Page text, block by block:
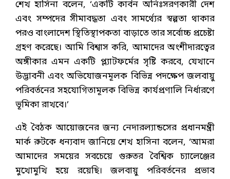
শেখ হাসিনা বলেন, ‘একটি কার্বন অনিঃসরণকারী দেশ
এবং সম্পদের সীমাবদ্ধতা এবং সামর্থ্যের স্বল্পতা থাকার
পরও বাংলাদেশ স্থিতিস্থাপকতা বাড়াতে তার সর্বোচ্চ প্রচেষ্টা
গ্রহণ করেছে। আমি বিশ্বাস করি, আমাদের অংশীদারত্বের
অঙ্গীকার এমন একটি প্ল্যাটফর্মের সৃষ্টি করবে, যেখানে
উদ্ভাবনী এবং অভিযোজনমূলক বিভিন্ন পদক্ষেপ জলবায়ু
পরিবর্তনের সহযোগিতামূলক বিভিন্ন কার্যপ্রণালি নির্ধারণে
ভূমিকা রাখবে।’
এই বৈঠক আয়োজনের জন্য নেদারল্যান্ডসের প্রধানমন্ত্রী
মার্ক রুটকে ধন্যবাদ জানিয়ে শেখ হাসিনা বলেন, ‘আমরা
আমাদের সময়ের সবচেয়ে গুরুতর বৈশ্বিক চ্যালেঞ্জের
মুখোমুখি হয়ে রয়েছি। জলবায়ু পরিবর্তনের প্রভাব